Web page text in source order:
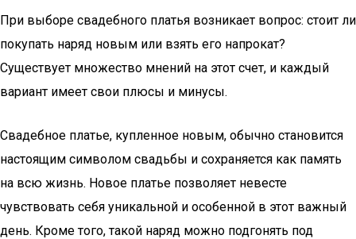
При выборе свадебного платья возникает вопрос: стоит ли
покупать наряд новым или взять его напрокат?
Существует множество мнений на этот счет, и каждый
вариант имеет свои плюсы и минусы.
Свадебное платье, купленное новым, обычно становится
настоящим символом свадьбы и сохраняется как память
на всю жизнь. Новое платье позволяет невесте
чувствовать себя уникальной и особенной в этот важный
день. Кроме того, такой наряд можно подгонять под